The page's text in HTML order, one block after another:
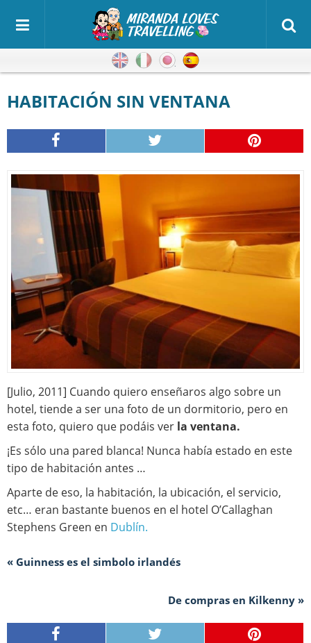
Inglés ItalianoJaponés
HABITACIÓN SIN VENTANA
[Julio, 2011] Cuando quiero enseñaros algo sobre un
hotel, tiende a ser una foto de un dormitorio, pero en
esta foto, quiero que podáis ver la ventana.
¡Es sólo una pared blanca! Nunca había estado en este
tipo de habitación antes …
Aparte de eso, la habitación, la ubicación, el servicio,
etc… eran bastante buenos en el hotel O’Callaghan
Stephens Green en Dublín.
« Guinness es el simbolo irlandés
De compras en Kilkenny »